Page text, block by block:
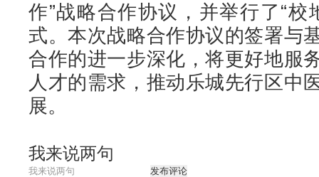
作”战略合作协议，并举行了“校
式。本次战略合作协议的签署与
合作的进一步深化，将更好地服
人才的需求，推动乐城先行区中
展。
我来说两句
发布评论